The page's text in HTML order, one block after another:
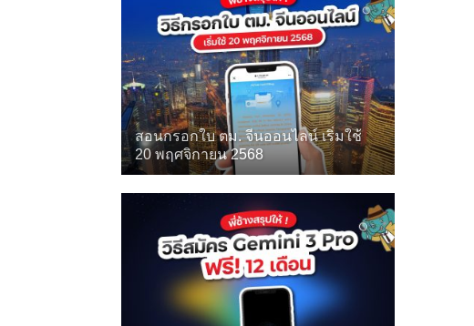
สอนกรอกใบ ตม. จีนออนไลน์ เริ่มใช้
20 พฤศจิกายน 2568